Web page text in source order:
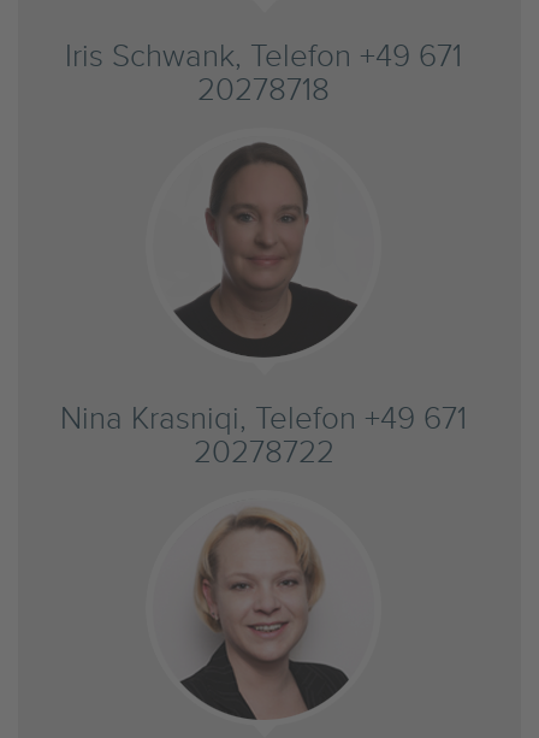
Iris Schwank, Telefon +49 671
20278718
Nina Krasniqi, Telefon +49 671
20278722